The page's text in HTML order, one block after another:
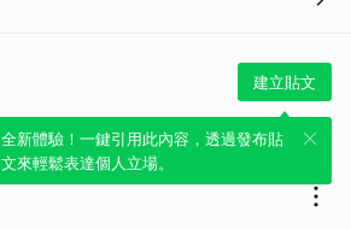
建立貼文
全新體驗！一鍵引用此內容，透過發布貼
文來輕鬆表達個人立場。